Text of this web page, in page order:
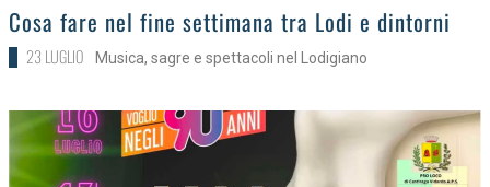
>
Cosa fare nel fine settimana tra Lodi e dintorni
23 LUGLIO Musica, sagre e spettacoli nel Lodigiano